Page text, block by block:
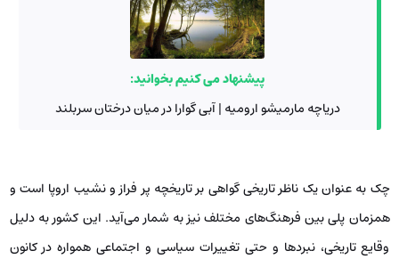
پیشنهاد می کنیم بخوانید:
دریاچه مارمیشو ارومیه | آبی گوارا در میان درختان سربلند
چک به عنوان یک ناظر تاریخی گواهی بر تاریخچه پر فراز و نشیب اروپا است و
همزمان پلی بین فرهنگ‌های مختلف نیز به شمار می‌آید. این کشور به دلیل
وقایع تاریخی، نبردها و حتی تغییرات سیاسی و اجتماعی همواره در کانون